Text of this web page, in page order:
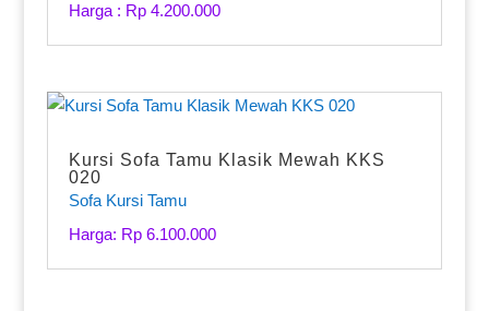
Harga : Rp 4.200.000
Kursi Sofa Tamu Klasik Mewah KKS
020
Sofa Kursi Tamu
Harga: Rp 6.100.000